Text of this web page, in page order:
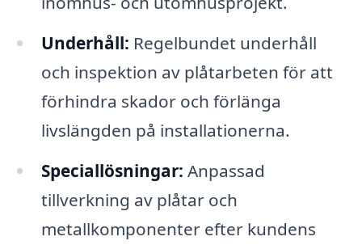
Underhåll: Regelbundet underhåll
och inspektion av plåtarbeten för att
förhindra skador och förlänga
livslängden på installationerna.
Speciallösningar: Anpassad
tillverkning av plåtar och
metallkomponenter efter kundens